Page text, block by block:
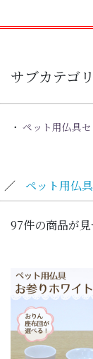
サブカテゴ
ペット用仏具セ
／ ペット用仏具
97件の商品が